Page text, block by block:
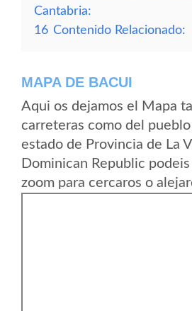
Cantabria:
16 Contenido Relacionado:
MAPA DE BACUI
Aqui os dejamos el Mapa
carreteras como del pueblo
estado de Provincia de La
Dominican Republic
zoom para cercaros o